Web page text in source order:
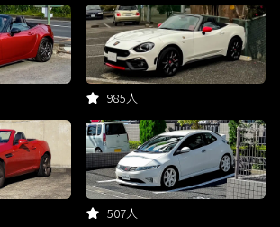
985人
507人